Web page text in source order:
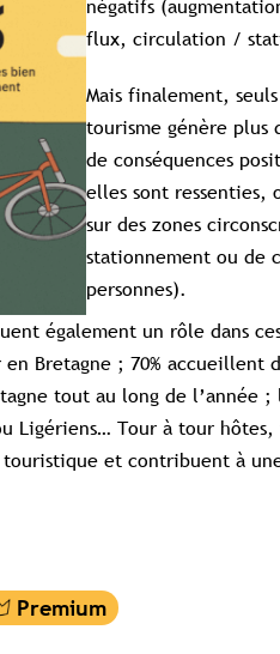
négatifs
flux, circulation /
Mais finalement,
tourisme génère plus
de conséquences
elles sont ressenties,
sur des zones
stationnement ou de
personnes).
également un rôle dans
Bretagne ; 70% accueillent
tout au long de l’année ;
Ligériens… Tour à tour
et contribuent à
Contenu réservé